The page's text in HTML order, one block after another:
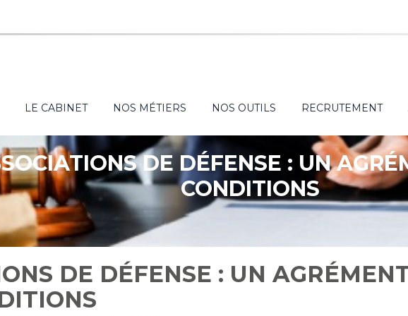
Principal
LE CABINET NOS MÉTIERS NOS OUTILS RECRUTEMENT
DE DÉFENSE : UN
CONDITIONS
DE DÉFENSE : UN